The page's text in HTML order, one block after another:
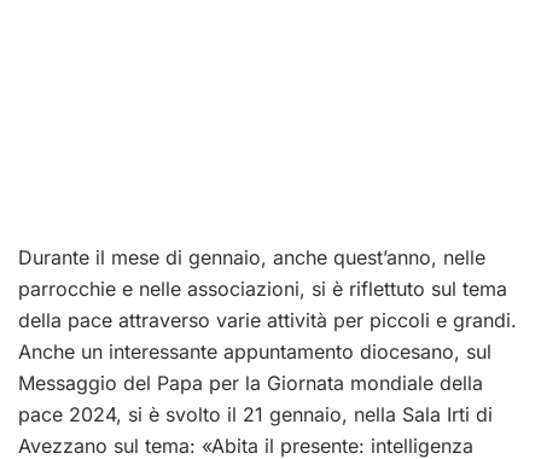
Durante il mese di gennaio, anche quest’anno, nelle
parrocchie e nelle associazioni, si è riflettuto sul tema
della pace attraverso varie attività per piccoli e grandi.
Anche un interessante appuntamento diocesano, sul
Messaggio del Papa per la Giornata mondiale della
pace 2024, si è svolto il 21 gennaio, nella Sala Irti di
Avezzano sul tema: «Abita il presente: intelligenza